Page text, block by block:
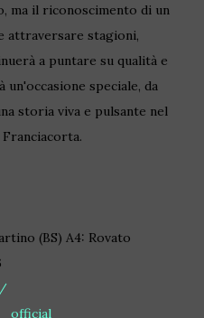
ma il riconoscimento di un
attraversare stagioni,
a puntare su qualità e
speciale, da
storia viva e pulsante nel
(BS) A4: Rovato